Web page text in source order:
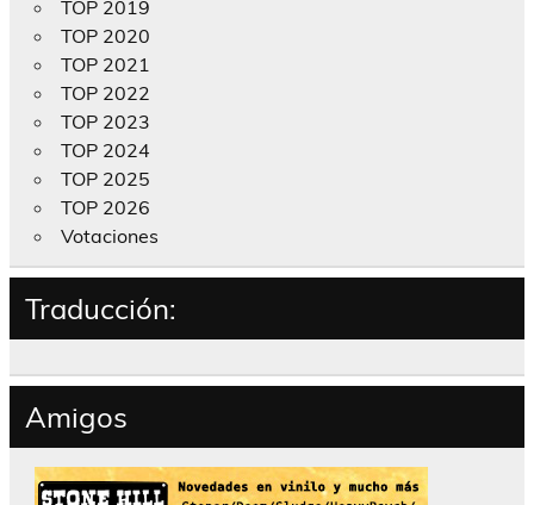
TOP 2019
TOP 2020
TOP 2021
TOP 2022
TOP 2023
TOP 2024
TOP 2025
TOP 2026
Votaciones
Traducción:
Amigos